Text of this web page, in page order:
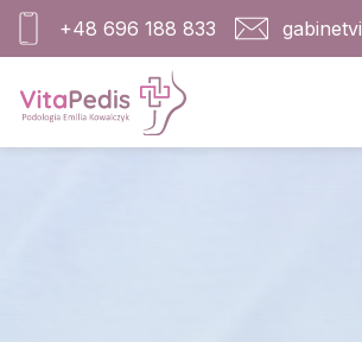
+48 696 188 833